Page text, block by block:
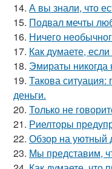
14. А вы знали, что
15. Подвал мечты
16. Ничего
17. Как думаете,
18. Эмираты никогда
19. Такова
деньги.
20. Только не
21. Риелторы
22. Обзор на уютный
23. Мы представим,